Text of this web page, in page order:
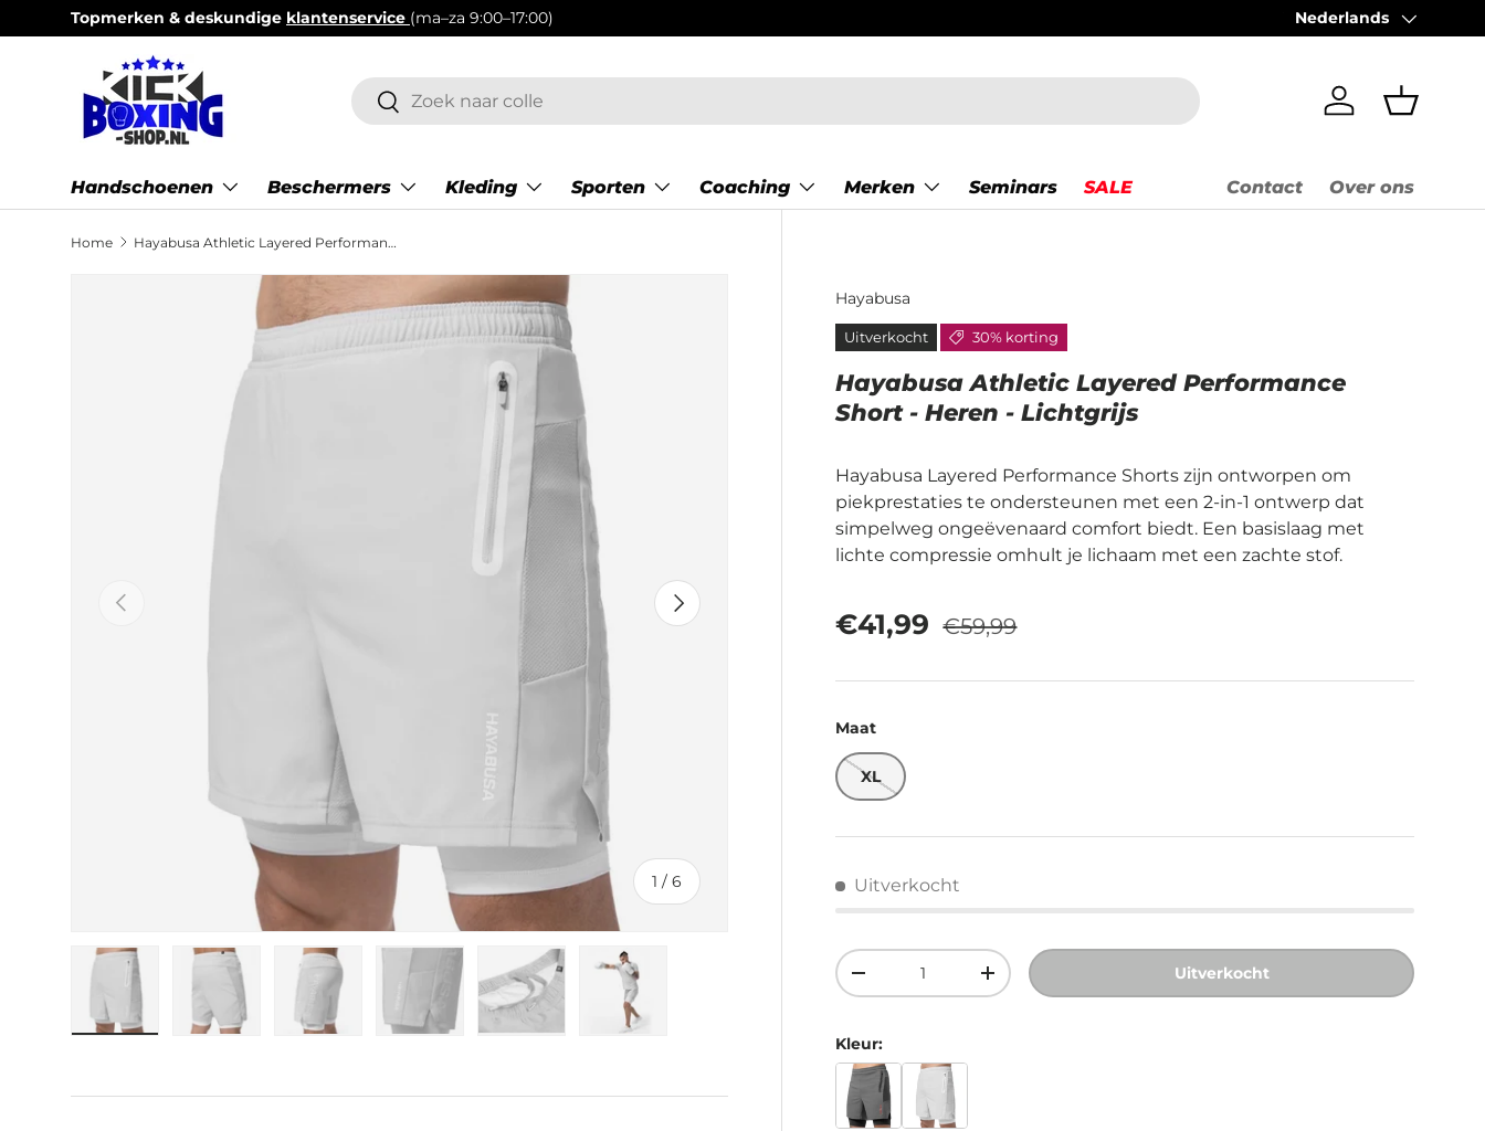
Ga naar inhoud
Topmerken & deskundige klantenservice (ma–za 9:00–17:00) Voor 14:00 besteld =
Taal
Nederlands
Zoeken
Zoeken
InloggenMandje
Handschoenen Beschermers Kleding Sporten Coaching Merken Seminars SALE Contact Over ons
Home Hayabusa Athletic Layered Performance Short - Heren - Lichtgrijs
Ga direct naar productinformatie
Vorige
1 /van
6
Volgende
Laad afbeelding 5 in gallerij-weergave
Laad afbeelding 6 in gallerij-weergave
Hayabusa
Uitverkocht 30% korting
Hayabusa Athletic Layered Performance
Short - Heren - Lichtgrijs
Hayabusa Layered Performance Shorts zijn ontworpen om
piekprestaties te ondersteunen met een 2-in-1 ontwerp dat
simpelweg ongeëvenaard comfort biedt. Een basislaag met
lichte compressie omhult je lichaam met een zachte stof.
Verkoopprijs
€41,99 Reguliere prijs
€59,99
Maat
XL
Uitverkocht
Aantal
Verlaag de hoeveelheidVerhoog de hoeveelheidUitverkocht
Kleur: